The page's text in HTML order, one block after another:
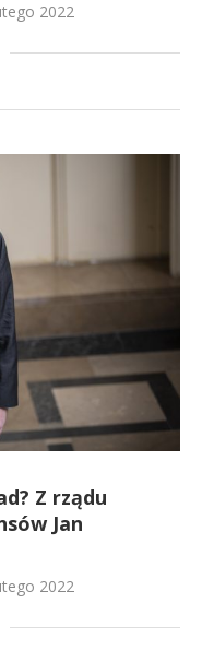
2022
Z rządu
Jan
2022